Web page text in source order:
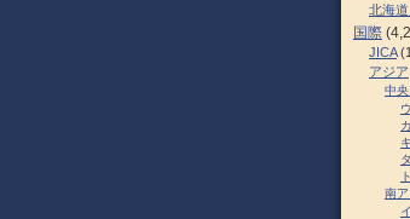
北海道
国際
JICA
アジア
中
南